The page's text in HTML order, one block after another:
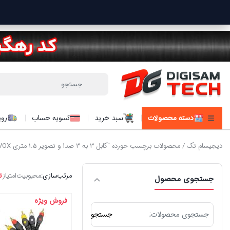
دسته محصولات سبد خرید تسویه حساب
دیجیسام تک/ محصولات برچسب خورده “کابل 3 به 3 صدا و تصویر 1.5 متری VOX”
جستجوی محصول
برای:
جستجو
مرتب‌سازی:محبوبیتامتیاز
فروش ویژه